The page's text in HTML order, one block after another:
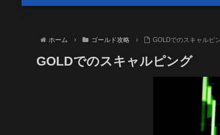
ホーム ゴールド攻略 GOLDでのスキャルピ
GOLDでのスキャルピング